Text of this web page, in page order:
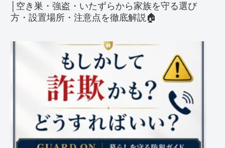
│空き巣・強盗・いたずらから家族を守る選び
方・設置場所・注意点を徹底解説🏠